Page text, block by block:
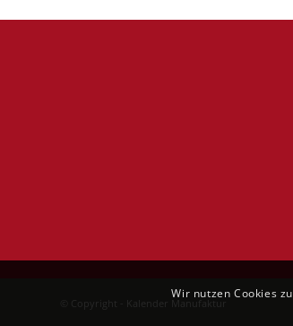
© Copyright - Kalender Manufaktur
Wir nutzen Cookies